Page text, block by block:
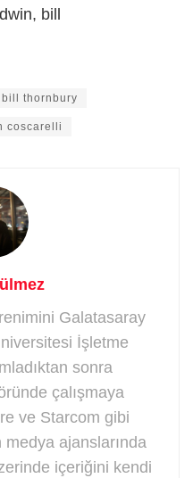
bill
bill thornbury
coscarelli
Galatasaray
İşletme
sonra
çalışmaya
ve Starcom gibi
ajanslarında
içeriğini kendi